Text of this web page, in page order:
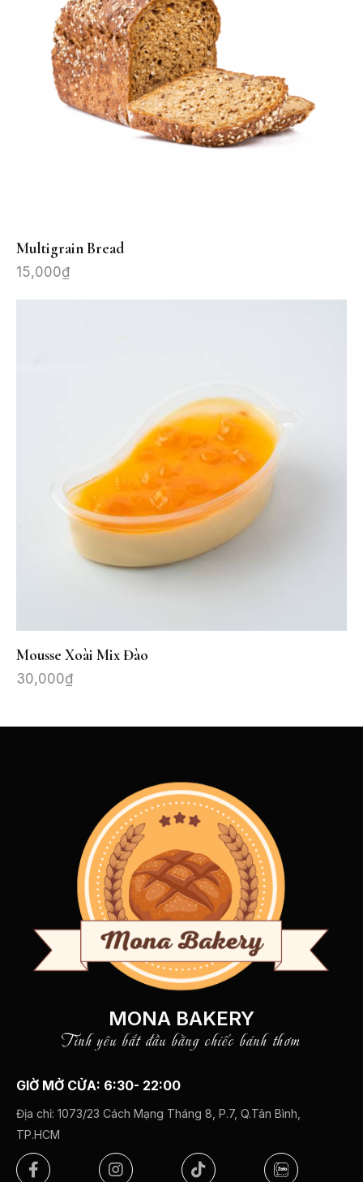
Multigrain Bread
15,000₫
Mousse Xoài Mix Đào
30,000₫
MONA BAKERY
Tình yêu bắt đầu bằng chiếc bánh thơm
GIỜ MỞ CỬA: 6:30- 22:00
Địa chỉ: 1073/23 Cách Mạng Tháng 8, P.7, Q.Tân Bình,
TP.HCM